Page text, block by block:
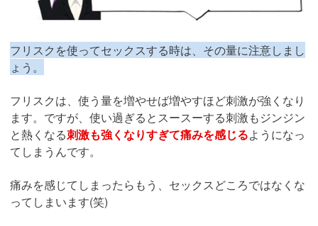
フリスクを使ってセックスする時は、その量に注意しまし
ょう。
フリスクは、使う量を増やせば増やすほど刺激が強くなり
ます。ですが、使い過ぎるとスースーする刺激もジンジン
と熱くなる刺激も強くなりすぎて痛みを感じるようになっ
てしまうんです。
痛みを感じてしまったらもう、セックスどころではなくな
ってしまいます(笑)